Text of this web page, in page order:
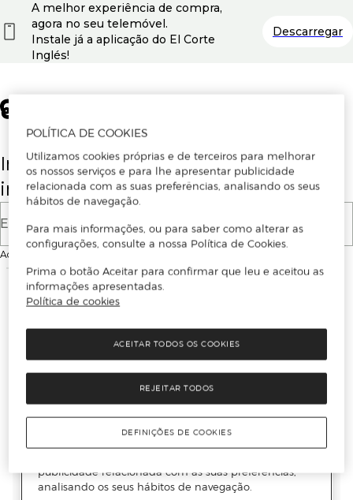
Insira o seu email para se registar ou
iniciar sessão.
E-mail
Ao continuar, aceitas as
A melhor experiência de compra,
agora no seu telemóvel.
Instale já a aplicação do El Corte
Inglés!
Descarregar
POLÍTICA DE COOKIES
Utilizamos cookies próprias e de terceiros para melhorar
os nossos serviços e para lhe apresentar publicidade
relacionada com as suas preferências, analisando os seus
hábitos de navegação.
Para mais informações, ou para saber como alterar as
configurações, consulte a nossa Política de Cookies.
Prima o botão Aceitar para confirmar que leu e aceitou as
informações apresentadas.
Política de cookies
REJEITAR TODOS
ACEITAR TODOS OS COOKIES
DEFINIÇÕES DE COOKIES